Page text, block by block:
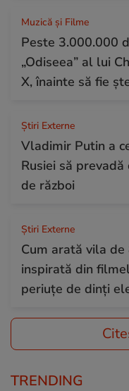
Muzică și Filme
Peste 3.000.000
„Odiseea” al lui
X, înainte să fie
Știri Externe
Vladimir Putin a
Rusiei să
de război
Știri Externe
Cum arată vila
inspirată din
periuțe de dinți
TRENDING